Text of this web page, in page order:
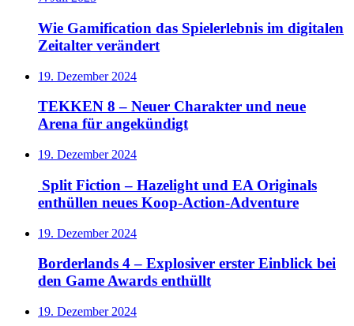
Wie Gamification das Spielerlebnis im digitalen
Zeitalter verändert
19. Dezember 2024
TEKKEN 8 – Neuer Charakter und neue
Arena für angekündigt
19. Dezember 2024
Split Fiction – Hazelight und EA Originals
enthüllen neues Koop-Action-Adventure
19. Dezember 2024
Borderlands 4 – Explosiver erster Einblick bei
den Game Awards enthüllt
19. Dezember 2024